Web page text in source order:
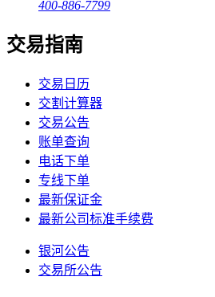
400-886-7799
交易指南
交易日历
交割计算器
交易公告
账单查询
电话下单
专线下单
最新保证金
最新公司标准手续费
银河公告
交易所公告